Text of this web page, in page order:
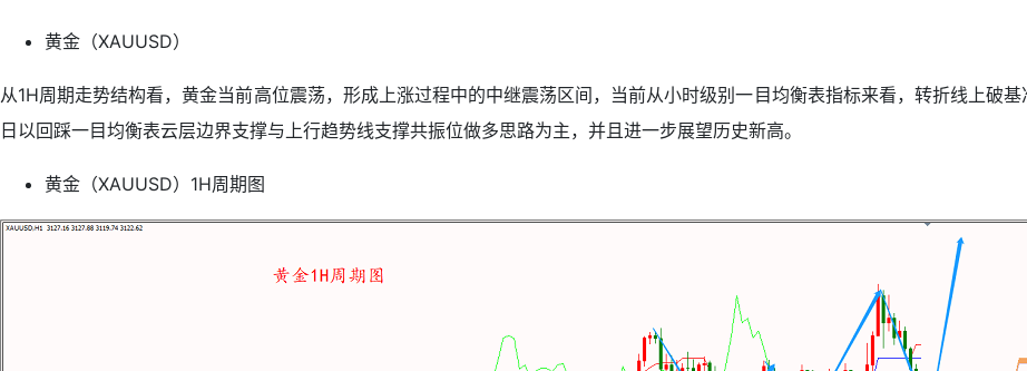
黄金（XAUUSD）
从1H周期走势结构看，黄金当前高位震荡，形成上涨过程中的中继震荡区间，当前从小时级别一目均衡表指标来看，转折线上破
日以回踩一目均衡表云层边界支撑与上行趋势线支撑共振位做多思路为主，并且进一步展望历史新高。
黄金（XAUUSD）1H周期图